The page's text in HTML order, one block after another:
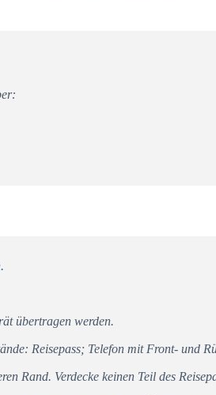
übertragen werden.
Reisepass; Telefon mit Front- und
Rand. Verdecke keinen Teil des